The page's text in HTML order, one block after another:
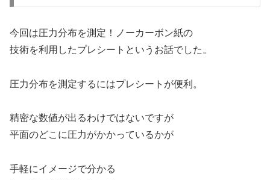
今回は圧力分布を測定！ノーカーボン紙の
技術を利用したプレシートというお話でした。
圧力分布を測定するにはプレシートが便利。
精密な数値が出るわけではないですが
平面のどこに圧力がかかっているかが
手軽にイメージで分かる